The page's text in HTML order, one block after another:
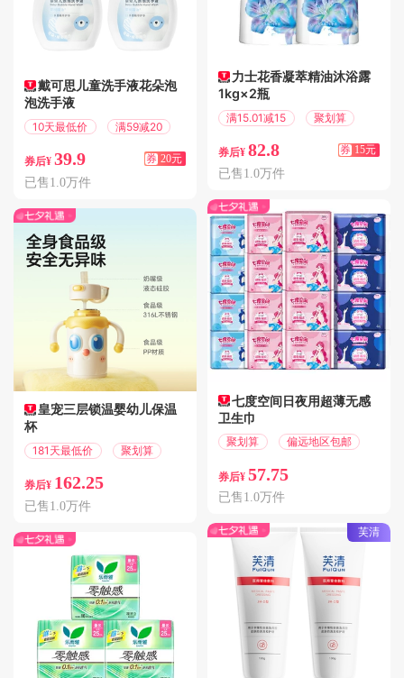
戴可思儿童洗手液花朵泡
泡洗手液
10天最低价 满59减20
券后¥ 39.9 券 20元
已售1.0万件
皇宠三层锁温婴幼儿保温
杯
181天最低价 聚划算
券后¥ 162.25
已售1.0万件
力士花香凝萃精油沐浴露
1kg×2瓶
满15.01减15 聚划算
券后¥ 82.8 券 15元
已售1.0万件
七度空间日夜用超薄无感
卫生巾
聚划算 偏远地区包邮
券后¥ 57.75
已售1.0万件
芙清